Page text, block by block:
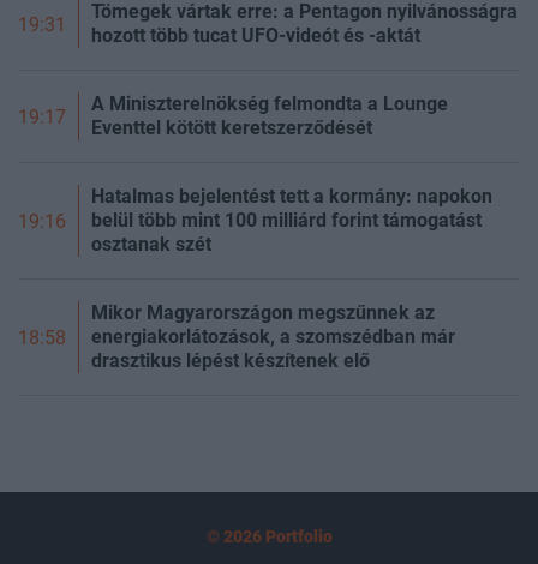
19:31
Tömegek vártak erre: a Pentagon nyilvánosságra
hozott több tucat UFO-videót és -aktát
19:17
A Miniszterelnökség felmondta a Lounge
Eventtel kötött keretszerződését
19:16
Hatalmas bejelentést tett a kormány: napokon
belül több mint 100 milliárd forint támogatást
osztanak szét
18:58
Mikor Magyarországon megszűnnek az
energiakorlátozások, a szomszédban már
drasztikus lépést készítenek elő
© 2026 Portfolio